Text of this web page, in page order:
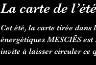
La carte de
Cet été, la carte tirée dans
énergétiques MESCIĒS
invite à laisser circuler ce